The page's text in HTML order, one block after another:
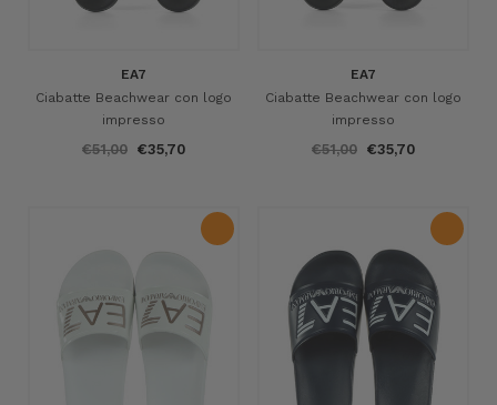
EA7
Ciabatte Beachwear con logo
impresso
€51,00 €35,70
EA7
Ciabatte Beachwear con logo
impresso
€51,00 €35,70